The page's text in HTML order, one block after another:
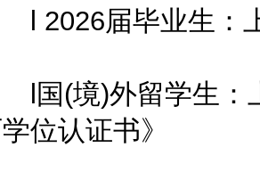
届毕业生：上
(境)外留学生：
位认证书》